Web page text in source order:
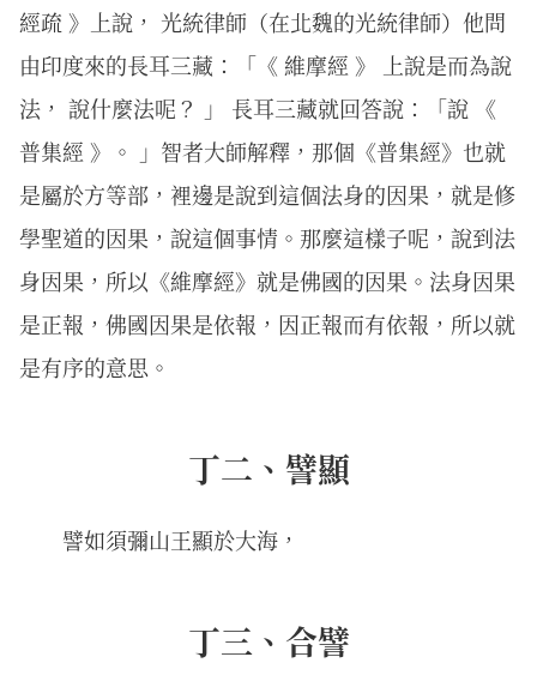
經疏 》上說， 光統律師（在北魏的光統律師）他問
由印度來的長耳三藏：「《 維摩經 》 上說是而為說
法， 說什麼法呢？ 」 長耳三藏就回答說：「說 《
普集經 》。 」智者大師解釋，那個《普集經》也就
是屬於方等部，裡邊是說到這個法身的因果，就是修
學聖道的因果，說這個事情。那麼這樣子呢，說到法
身因果，所以《維摩經》就是佛國的因果。法身因果
是正報，佛國因果是依報，因正報而有依報，所以就
是有序的意思。
丁二、譬顯
譬如須彌山王顯於大海，
丁三、合譬